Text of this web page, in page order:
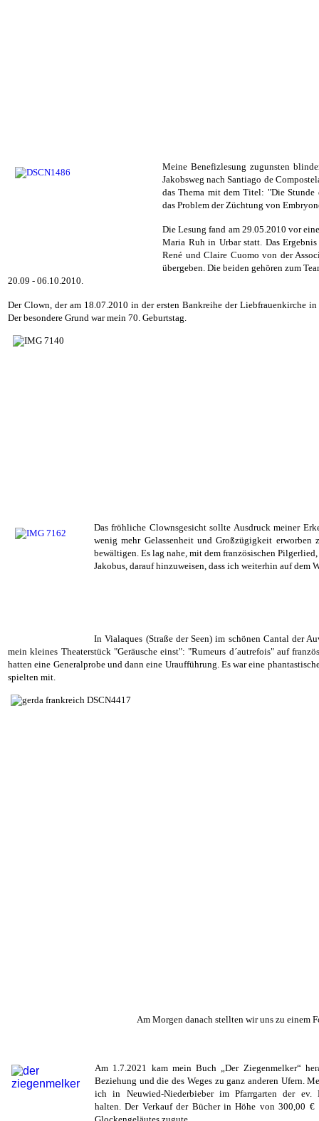
Meine Benefizlesung zugunsten
Jakobsweg nach Santiago de
das Thema mit dem Titel: "Die Stunde
das Problem der Züchtung von
Die Lesung fand am 29.05.2010 vor
Maria Ruh in Urbar statt. Das
René und Claire Cuomo von der
übergeben. Die beiden gehören zum
20.09 - 06.10.2010.
Der Clown, der am 18.07.2010 in der ersten Bankreihe der Liebfrauenkirche
Der besondere Grund war mein 70. Geburtstag.
Das fröhliche Clownsgesicht sollte Ausdruck meiner
wenig mehr Gelassenheit und Großzügigkeit
bewältigen. Es lag nahe, mit dem französischen
Jakobus, darauf hinzuweisen, dass ich weiterhin auf dem
In Vialaques (Straße der Seen) im schönen Cantal der
mein kleines Theaterstück "Geräusche einst": "Rumeurs d´autrefois" auf
hatten eine Generalprobe und dann eine Uraufführung. Es war eine
spielten mit.
Am Morgen danach stellten wir uns zu einem
Am 1.7.2021 kam mein Buch „Der Ziegenmelker“
Beziehung und die des Weges zu ganz anderen Ufern.
ich in Neuwied-Niederbieber im Pfarrgarten der ev.
halten. Der Verkauf der Bücher in Höhe von 300,00